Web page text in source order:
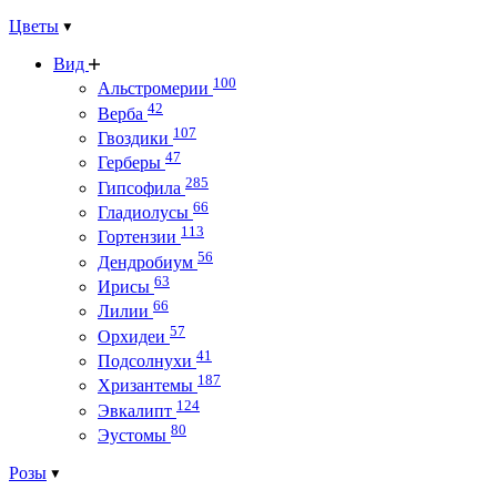
Цветы
Вид
Альстромерии 100
Верба 42
Гвоздики 107
Герберы 47
Гипсофила 285
Гладиолусы 66
Гортензии 113
Дендробиум 56
Ирисы 63
Лилии 66
Орхидеи 57
Подсолнухи 41
Хризантемы 187
Эвкалипт 124
Эустомы 80
Розы